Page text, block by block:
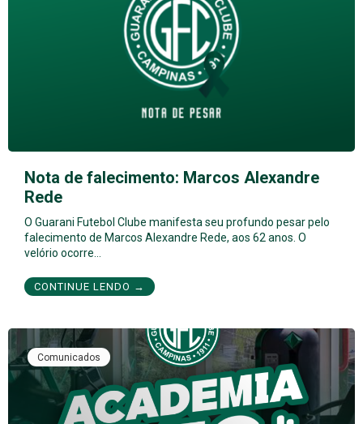
Nota de falecimento: Marcos Alexandre
Rede
O Guarani Futebol Clube manifesta seu profundo pesar pelo
falecimento de Marcos Alexandre Rede, aos 62 anos. O
velório ocorre…
CONTINUE LENDO →
Comunicados